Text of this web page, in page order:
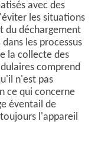
avec des
les situations
du déchargement
les processus
la collecte des
comprend
n'est pas
ce qui concerne
éventail de
l'appareil